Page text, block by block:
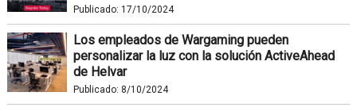
Publicado: 17/10/2024
Los empleados de Wargaming pueden
personalizar la luz con la solución ActiveAhead
de Helvar
Publicado: 8/10/2024